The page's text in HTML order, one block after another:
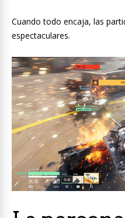
Cuando todo encaja, las
espectaculares.